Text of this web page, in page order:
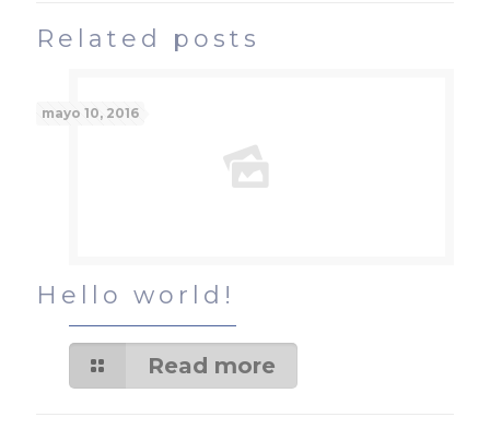
Related posts
mayo 10, 2016
Hello world!
Read more